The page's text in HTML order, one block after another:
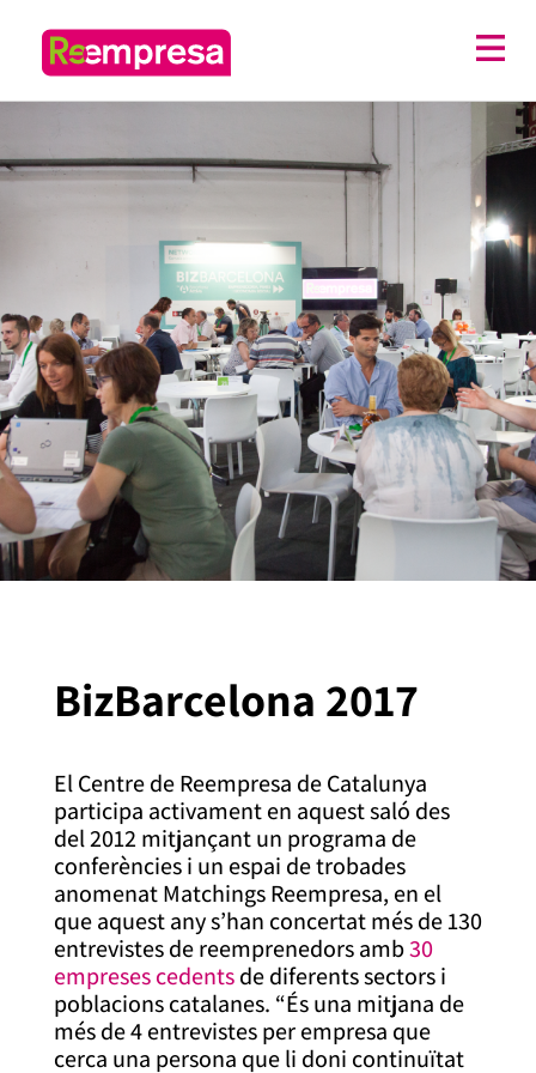
BizBarcelona 2017
El Centre de Reempresa de Catalunya
participa activament en aquest saló des
del 2012 mitjançant un programa de
conferències i un espai de trobades
anomenat Matchings Reempresa, en el
que aquest any s’han concertat més de 130
entrevistes de reemprenedors amb30
empreses cedentsde diferents sectors i
poblacions catalanes. “És una mitjana de
més de 4 entrevistes per empresa que
cerca una persona que li doni continuïtat